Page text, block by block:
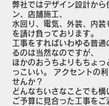
弊社ではデザイン設計から
ン、店舗施工、
水回り、電気、外装、内装
を請け負っております。
工事をすればいわゆる普通
るのは当然なのですが、
ほかのおうちよりもちょっ
っこいい。 アクセントの
せんか？
どんなちいさなことでも構
ご予算に見合った工事をご